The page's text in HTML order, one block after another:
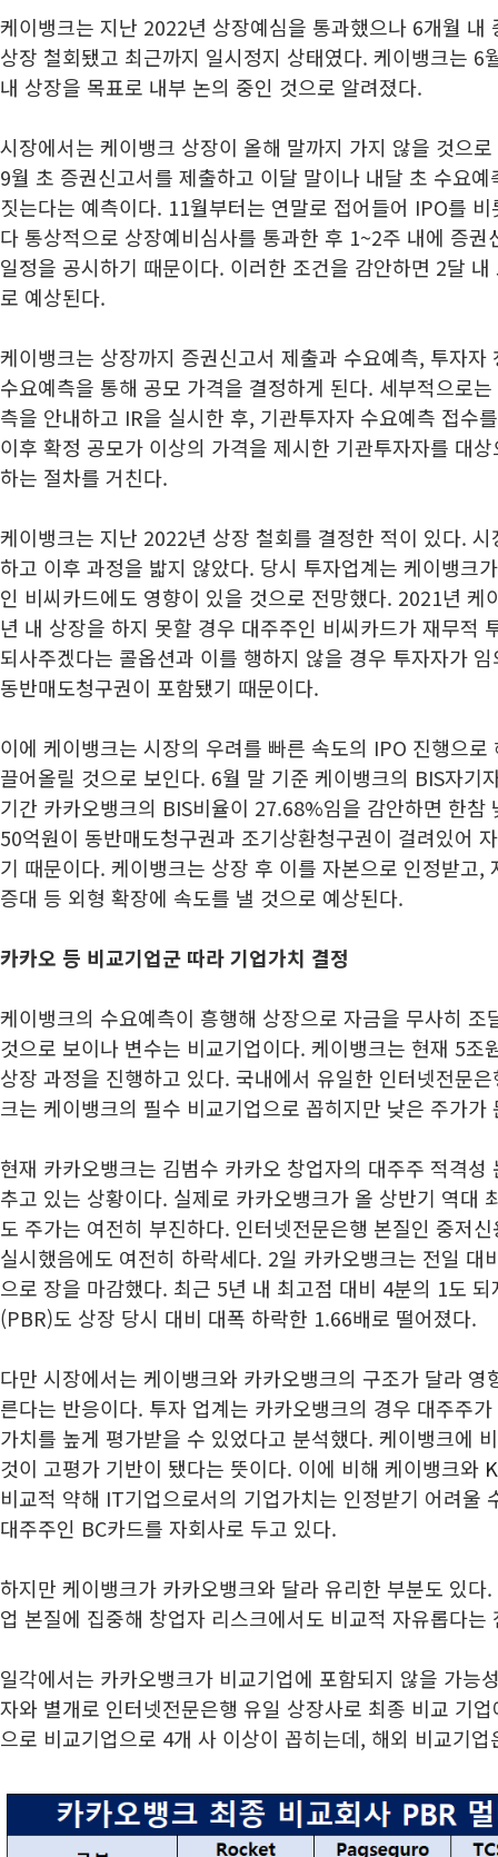
케이뱅크는 지난 2022년 상장예심을 통과했으나 6개월 내
상장 철회됐고 최근까지 일시정지 상태였다. 케이뱅크는 6
내 상장을 목표로 내부 논의 중인 것으로 알려졌다.
시장에서는 케이뱅크 상장이 올해 말까지 가지 않을 것으
9월 초 증권신고서를 제출하고 이달 말이나 내달 초 수요
짓는다는 예측이다. 11월부터는 연말로 접어들어 IPO를
다 통상적으로 상장예비심사를 통과한 후 1~2주 내에 증
일정을 공시하기 때문이다. 이러한 조건을 감안하면 2달
로 예상된다.
케이뱅크는 상장까지 증권신고서 제출과 수요예측, 투자자
수요예측을 통해 공모 가격을 결정하게 된다. 세부적으로
측을 안내하고 IR을 실시한 후, 기관투자자 수요예측 접수
이후 확정 공모가 이상의 가격을 제시한 기관투자자를 대
하는 절차를 거친다.
케이뱅크는 지난 2022년 상장 철회를 결정한 적이 있다.
하고 이후 과정을 밟지 않았다. 당시 투자업계는 케이뱅크
인 비씨카드에도 영향이 있을 것으로 전망했다. 2021년 케
년 내 상장을 하지 못할 경우 대주주인 비씨카드가 재무적
되사주겠다는 콜옵션과 이를 행하지 않을 경우 투자자가
동반매도청구권이 포함됐기 때문이다.
이에 케이뱅크는 시장의 우려를 빠른 속도의 IPO 진행으
끌어올릴 것으로 보인다. 6월 말 기준 케이뱅크의 BIS자기
기간 카카오뱅크의 BIS비율이 27.68%임을 감안하면 한참
50억원이 동반매도청구권과 조기상환청구권이 걸려있어
기 때문이다. 케이뱅크는 상장 후 이를 자본으로 인정받고,
증대 등 외형 확장에 속도를 낼 것으로 예상된다.
카카오 등 비교기업군 따라 기업가치 결정
케이뱅크의 수요예측이 흥행해 상장으로 자금을 무사히 조
것으로 보이나 변수는 비교기업이다. 케이뱅크는 현재 5조
상장 과정을 진행하고 있다. 국내에서 유일한 인터넷전문
크는 케이뱅크의 필수 비교기업으로 꼽히지만 낮은 주가가
현재 카카오뱅크는 김범수 카카오 창업자의 대주주 적격
추고 있는 상황이다. 실제로 카카오뱅크가 올 상반기 역대
도 주가는 여전히 부진하다. 인터넷전문은행 본질인 중저
실시했음에도 여전히 하락세다. 2일 카카오뱅크는 전일
으로 장을 마감했다. 최근 5년 내 최고점 대비 4분의 1도
(PBR)도 상장 당시 대비 대폭 하락한 1.66배로 떨어졌다.
다만 시장에서는 케이뱅크와 카카오뱅크의 구조가 달라 영
른다는 반응이다. 투자 업계는 카카오뱅크의 경우 대주주
가치를 높게 평가받을 수 있었다고 분석했다. 케이뱅크에
것이 고평가 기반이 됐다는 뜻이다. 이에 비해 케이뱅크와
비교적 약해 IT기업으로서의 기업가치는 인정받기 어려울
대주주인 BC카드를 자회사로 두고 있다.
하지만 케이뱅크가 카카오뱅크와 달라 유리한 부분도 있
업 본질에 집중해 창업자 리스크에서도 비교적 자유롭다는
일각에서는 카카오뱅크가 비교기업에 포함되지 않을 가능
자와 별개로 인터넷전문은행 유일 상장사로 최종 비교 기
으로 비교기업으로 4개 사 이상이 꼽히는데, 해외 비교기